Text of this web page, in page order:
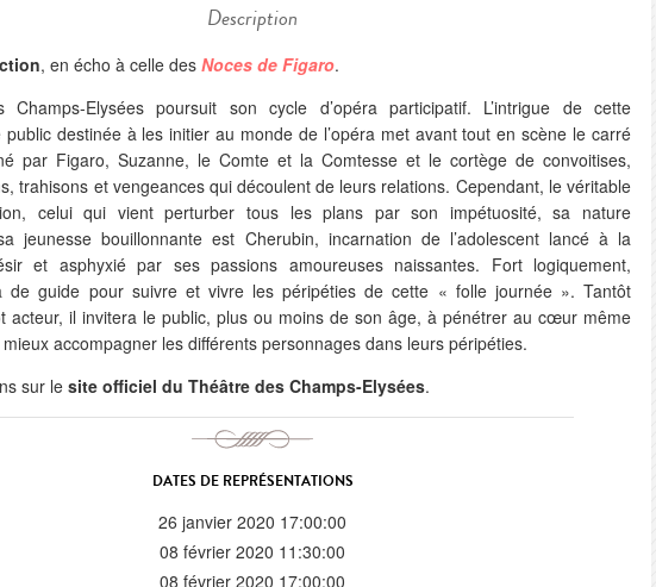
Description
, en écho à celle des Noces de Figaro.
Elysées poursuit son cycle d’opéra participatif. L’intrigue de cette
destinée à les initier au monde de l’opéra met avant tout en scène le carré
par Figaro, Suzanne, le Comte et la Comtesse et le cortège de convoitises,
trahisons et vengeances qui découlent de leurs relations. Cependant, le véritable
celui qui vient perturber tous les plans par son impétuosité, sa nature
jeunesse bouillonnante est Cherubin, incarnation de l’adolescent lancé à la
et asphyxié par ses passions amoureuses naissantes. Fort logiquement,
de guide pour suivre et vivre les péripéties de cette « folle journée ». Tantôt
acteur, il invitera le public, plus ou moins de son âge, à pénétrer au cœur même
mieux accompagner les différents personnages dans leurs péripéties.
sur lesite officiel du Théâtre des Champs-Elysées.
DATES DE REPRÉSENTATIONS
26 janvier 2020 17:00:00
08 février 2020 11:30:00
08 février 2020 17:00:00